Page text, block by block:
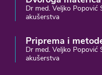
Dr med. Veljko Popović
akušerstva
Priprema i
Dr med. Veljko Popović
akušerstva